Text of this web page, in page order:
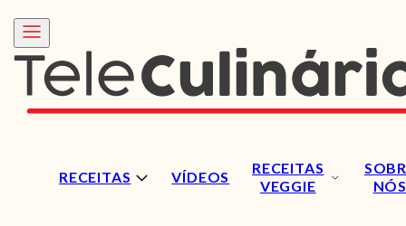
RECEITAS VÍDEOS
RECEITAS
VEGGIE
NÓS